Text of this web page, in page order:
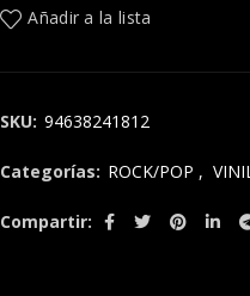
Añadir a la lista
SKU: 94638241812
Categorías: ROCK/POP ,
Compartir